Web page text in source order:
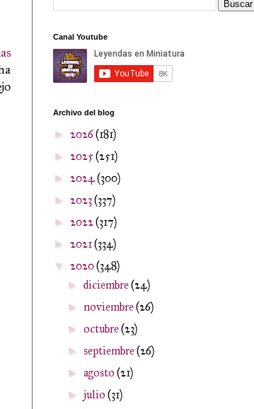
Canal Youtube
Archivo del blog
► 2026(181)
► 2025(251)
► 2024(300)
► 2023(337)
► 2022(317)
► 2021(334)
▼ 2020(348)
►diciembre(24)
►noviembre(26)
►octubre(23)
►septiembre(26)
► agosto(21)
►julio(31)